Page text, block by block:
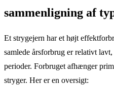
sammenligning af
Et strygejern har et højt
samlede årsforbrug er relativt
perioder. Forbruget afhænger
stryger. Her er en oversigt: